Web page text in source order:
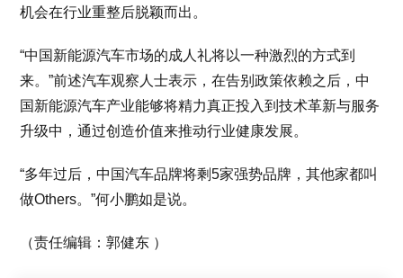
机会在行业重整后脱颖而出。
“中国新能源汽车市场的成人礼将以一种激烈的方式到
来。”前述汽车观察人士表示，在告别政策依赖之后，中
国新能源汽车产业能够将精力真正投入到技术革新与服务
升级中，通过创造价值来推动行业健康发展。
“多年过后，中国汽车品牌将剩5家强势品牌，其他家都叫
做Others。”何小鹏如是说。
（责任编辑：郭健东 ）